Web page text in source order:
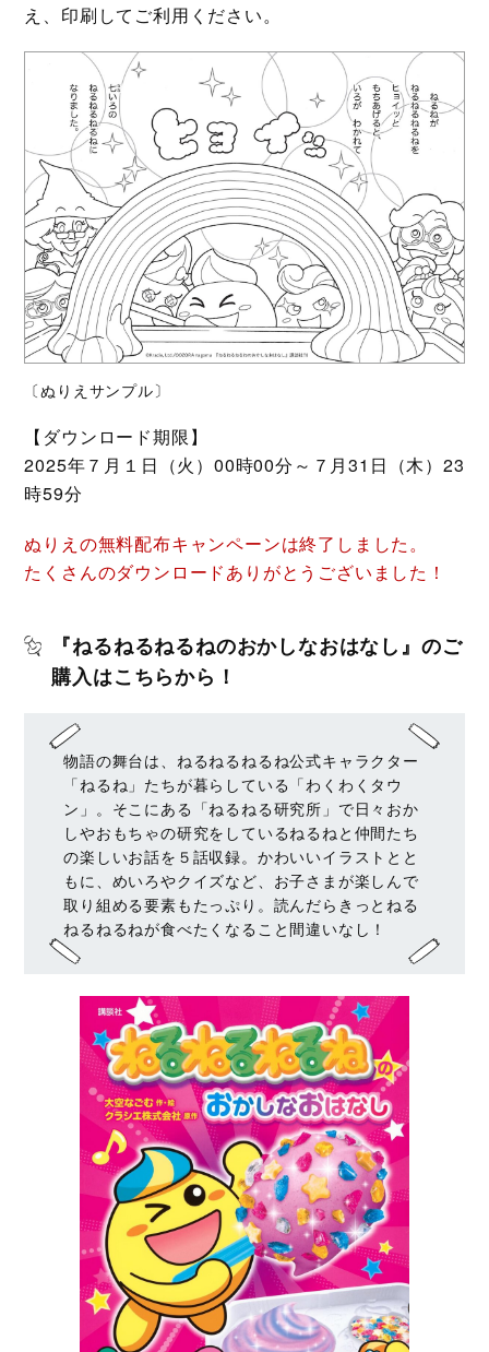
え、印刷してご利用ください。
〔ぬりえサンプル〕
【ダウンロード期限】
2025年７月１日（火）00時00分～７月31日（木）23
時59分
ぬりえの無料配布キャンペーンは終了しました。
たくさんのダウンロードありがとうございました！
『ねるねるねるねのおかしなおはなし』のご
購入はこちらから！
物語の舞台は、ねるねるねるね公式キャラクター
「ねるね」たちが暮らしている「わくわくタウ
ン」。そこにある「ねるねる研究所」で日々おか
しやおもちゃの研究をしているねるねと仲間たち
の楽しいお話を５話収録。かわいいイラストとと
もに、めいろやクイズなど、お子さまが楽しんで
取り組める要素もたっぷり。読んだらきっとねる
ねるねるねが食べたくなること間違いなし！